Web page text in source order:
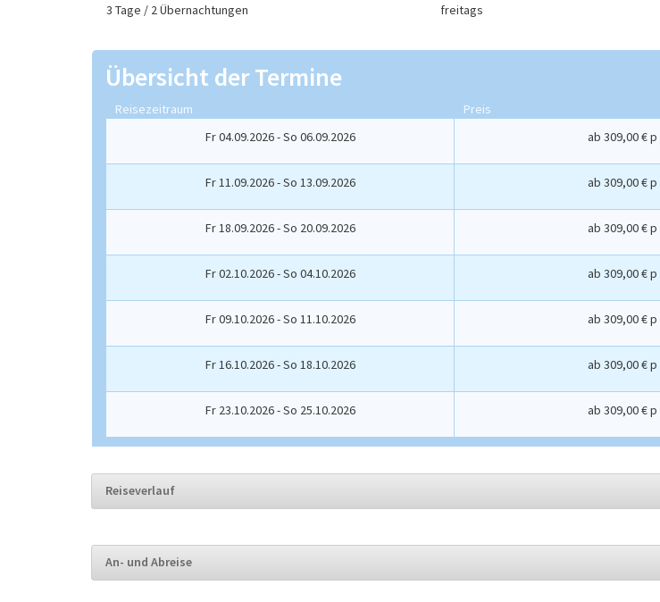
3 Tage / 2 Übernachtungen
freitags
Übersicht der Termine
Reisezeitraum Preis
Fr 04.09.2026 - So 06.09.2026
ab 309,00 € p
Fr 11.09.2026 - So 13.09.2026 ab 309,00 € p
Fr 18.09.2026 - So 20.09.2026 ab 309,00 € p
Fr 02.10.2026 - So 04.10.2026 ab 309,00 € p
Fr 09.10.2026 - So 11.10.2026 ab 309,00 € p
Fr 16.10.2026 - So 18.10.2026 ab 309,00 € p
Fr 23.10.2026 - So 25.10.2026 ab 309,00 € p
Reiseverlauf
An- und Abreise